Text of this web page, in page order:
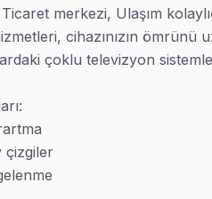
merkezi, Ulaşım
cihazınızın
çoklu televizyon
çizgiler